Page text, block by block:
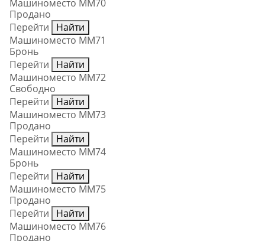
Машиноместо ММ70
Продано
Перейти
Найти
Машиноместо ММ71
Бронь
Перейти
Найти
Машиноместо ММ72
Свободно
Перейти
Найти
Машиноместо ММ73
Продано
Перейти
Найти
Машиноместо ММ74
Бронь
Перейти
Найти
Машиноместо ММ75
Продано
Перейти
Найти
Машиноместо ММ76
Продано